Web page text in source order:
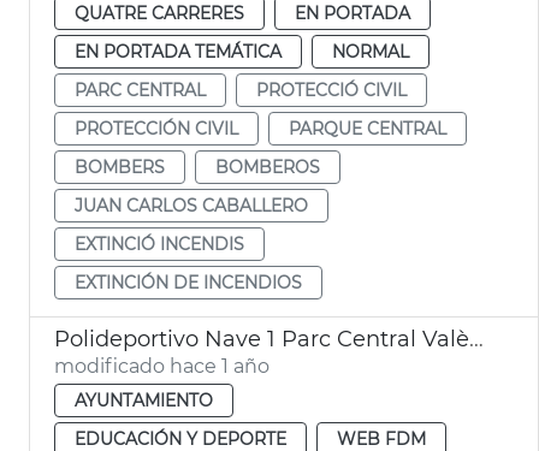
QUATRE CARRERES
EN PORTADA
EN PORTADA TEMÁTICA
NORMAL
PARC CENTRAL
PROTECCIÓ CIVIL
PROTECCIÓN CIVIL
PARQUE CENTRAL
BOMBERS
BOMBEROS
JUAN CARLOS CABALLERO
EXTINCIÓ INCENDIS
EXTINCIÓN DE INCENDIOS
Polideportivo Nave 1 Parc Central València
modificado hace 1 año
AYUNTAMIENTO
EDUCACIÓN Y DEPORTE
WEB FDM